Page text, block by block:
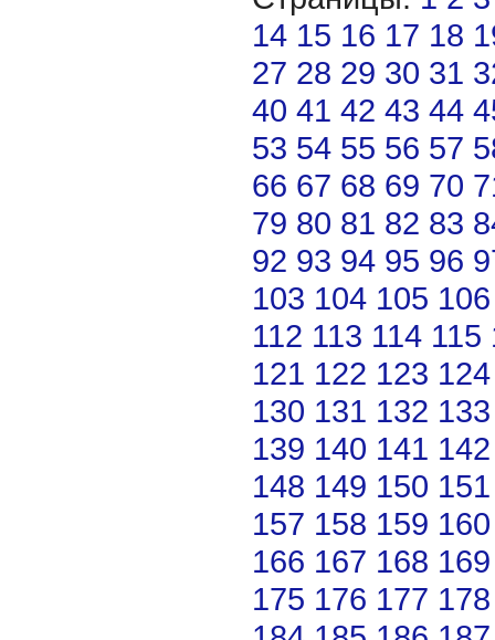
14 15 16 17 18
27 28 29 30 31
40 41 42 43 44
53 54 55 56 57
66 67 68 69 70
79 80 81 82 83
92 93 94 95 96
103 104 105 106
112 113 114 115
121 122 123 124
130 131 132 133
139 140 141 142
148 149 150 151
157 158 159 160
166 167 168 169
175 176 177 178